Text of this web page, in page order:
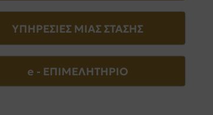
ΥΠΗΡΕΣΙΕΣ ΜΙΑΣ ΣΤΑΣΗΣ
e - EΠΙΜΕΛΗΤΗΡΙΟ